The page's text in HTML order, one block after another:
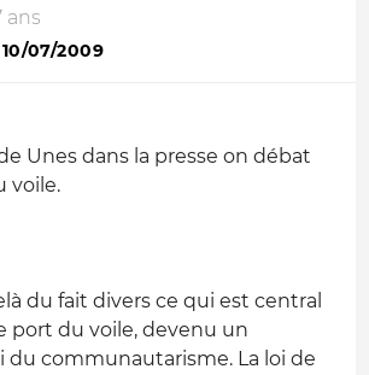
ans
10/07/2009
Unes dans la presse on débat
voile.
du fait divers ce qui est central
port du voile, devenu un
du communautarisme. La loi de